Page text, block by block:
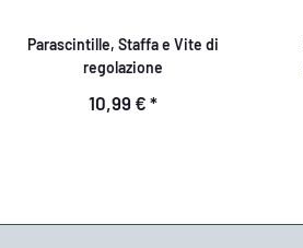
Parascintille, Staffa e Vite di
regolazione
10,99 € *